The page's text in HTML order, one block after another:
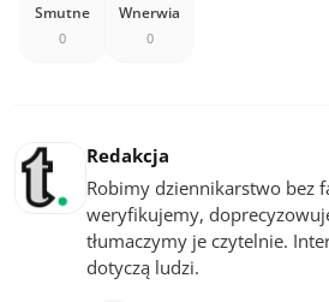
Smutne
0
Wnerwia
0
Redakcja
Robimy dziennikarstwo bez
weryfikujemy,
tłumaczymy je czytelnie.
dotyczą ludzi.